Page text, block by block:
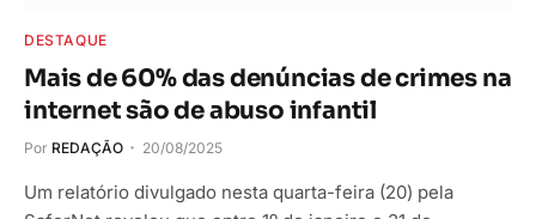
DESTAQUE
Mais de 60% das denúncias de crimes na
internet são de abuso infantil
Por REDAÇÃO 20/08/2025
Um relatório divulgado nesta quarta-feira (20) pela